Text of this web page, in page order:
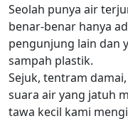
Seolah punya air
benar-benar hanya
pengunjung lain dan
sampah plastik.
Sejuk, tentram
suara air yang jatuh
tawa kecil kami